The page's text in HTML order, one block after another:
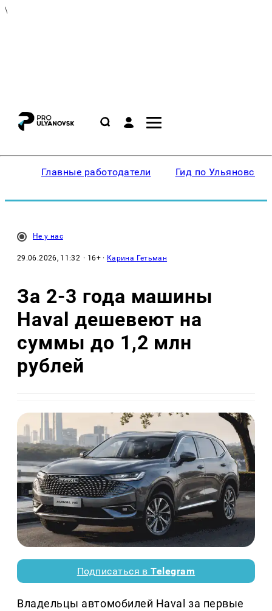
\
Главные работодатели Гид по Ульяновску
Не у нас
29.06.2026, 11:32 · 16+ · Карина Гетьман
За 2‑3 года машины
Haval дешевеют на
суммы до 1,2 млн
рублей
Подписаться вTelegram
Владельцы автомобилей Haval за первые